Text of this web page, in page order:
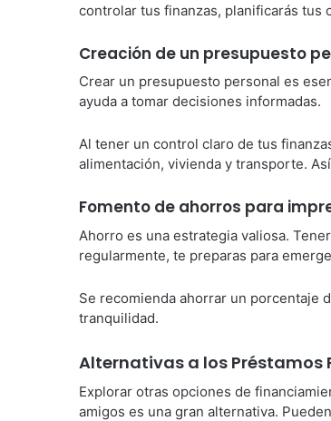
controlar tus finanzas, planificarás tus
Creación de un presupuesto
Crear un presupuesto personal es
ayuda a tomar decisiones informadas.
Al tener un control claro de tus
alimentación, vivienda y transporte.
Fomento de ahorros para
Ahorro es una estrategia valiosa.
regularmente, te preparas para
Se recomienda ahorrar un porcentaje
tranquilidad.
Alternativas a los Préstamos
Explorar otras opciones de
amigos es una gran alternativa.